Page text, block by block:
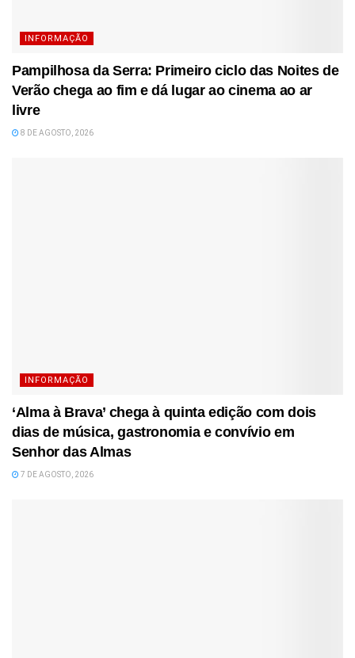
INFORMAÇÃO
Pampilhosa da Serra: Primeiro ciclo das Noites de
Verão chega ao fim e dá lugar ao cinema ao ar
livre
8 DE AGOSTO, 2026
INFORMAÇÃO
‘Alma à Brava’ chega à quinta edição com dois
dias de música, gastronomia e convívio em
Senhor das Almas
7 DE AGOSTO, 2026